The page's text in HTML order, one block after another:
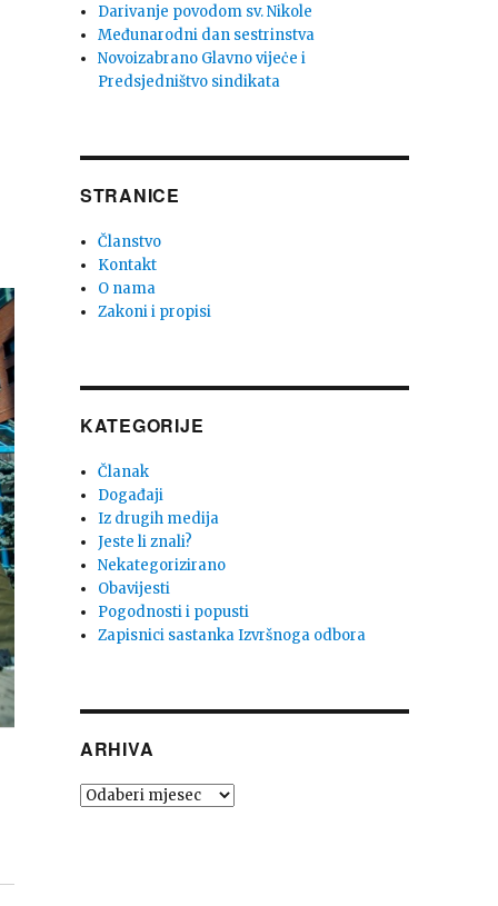
Darivanje povodom sv. Nikole
Međunarodni dan sestrinstva
Novoizabrano Glavno vijeċe i
Predsjedništvo sindikata
STRANICE
Članstvo
Kontakt
O nama
Zakoni i propisi
KATEGORIJE
Članak
Događaji
Iz drugih medija
Jeste li znali?
Nekategorizirano
Obavijesti
Pogodnosti i popusti
Zapisnici sastanka Izvršnoga odbora
ARHIVA
Arhiva